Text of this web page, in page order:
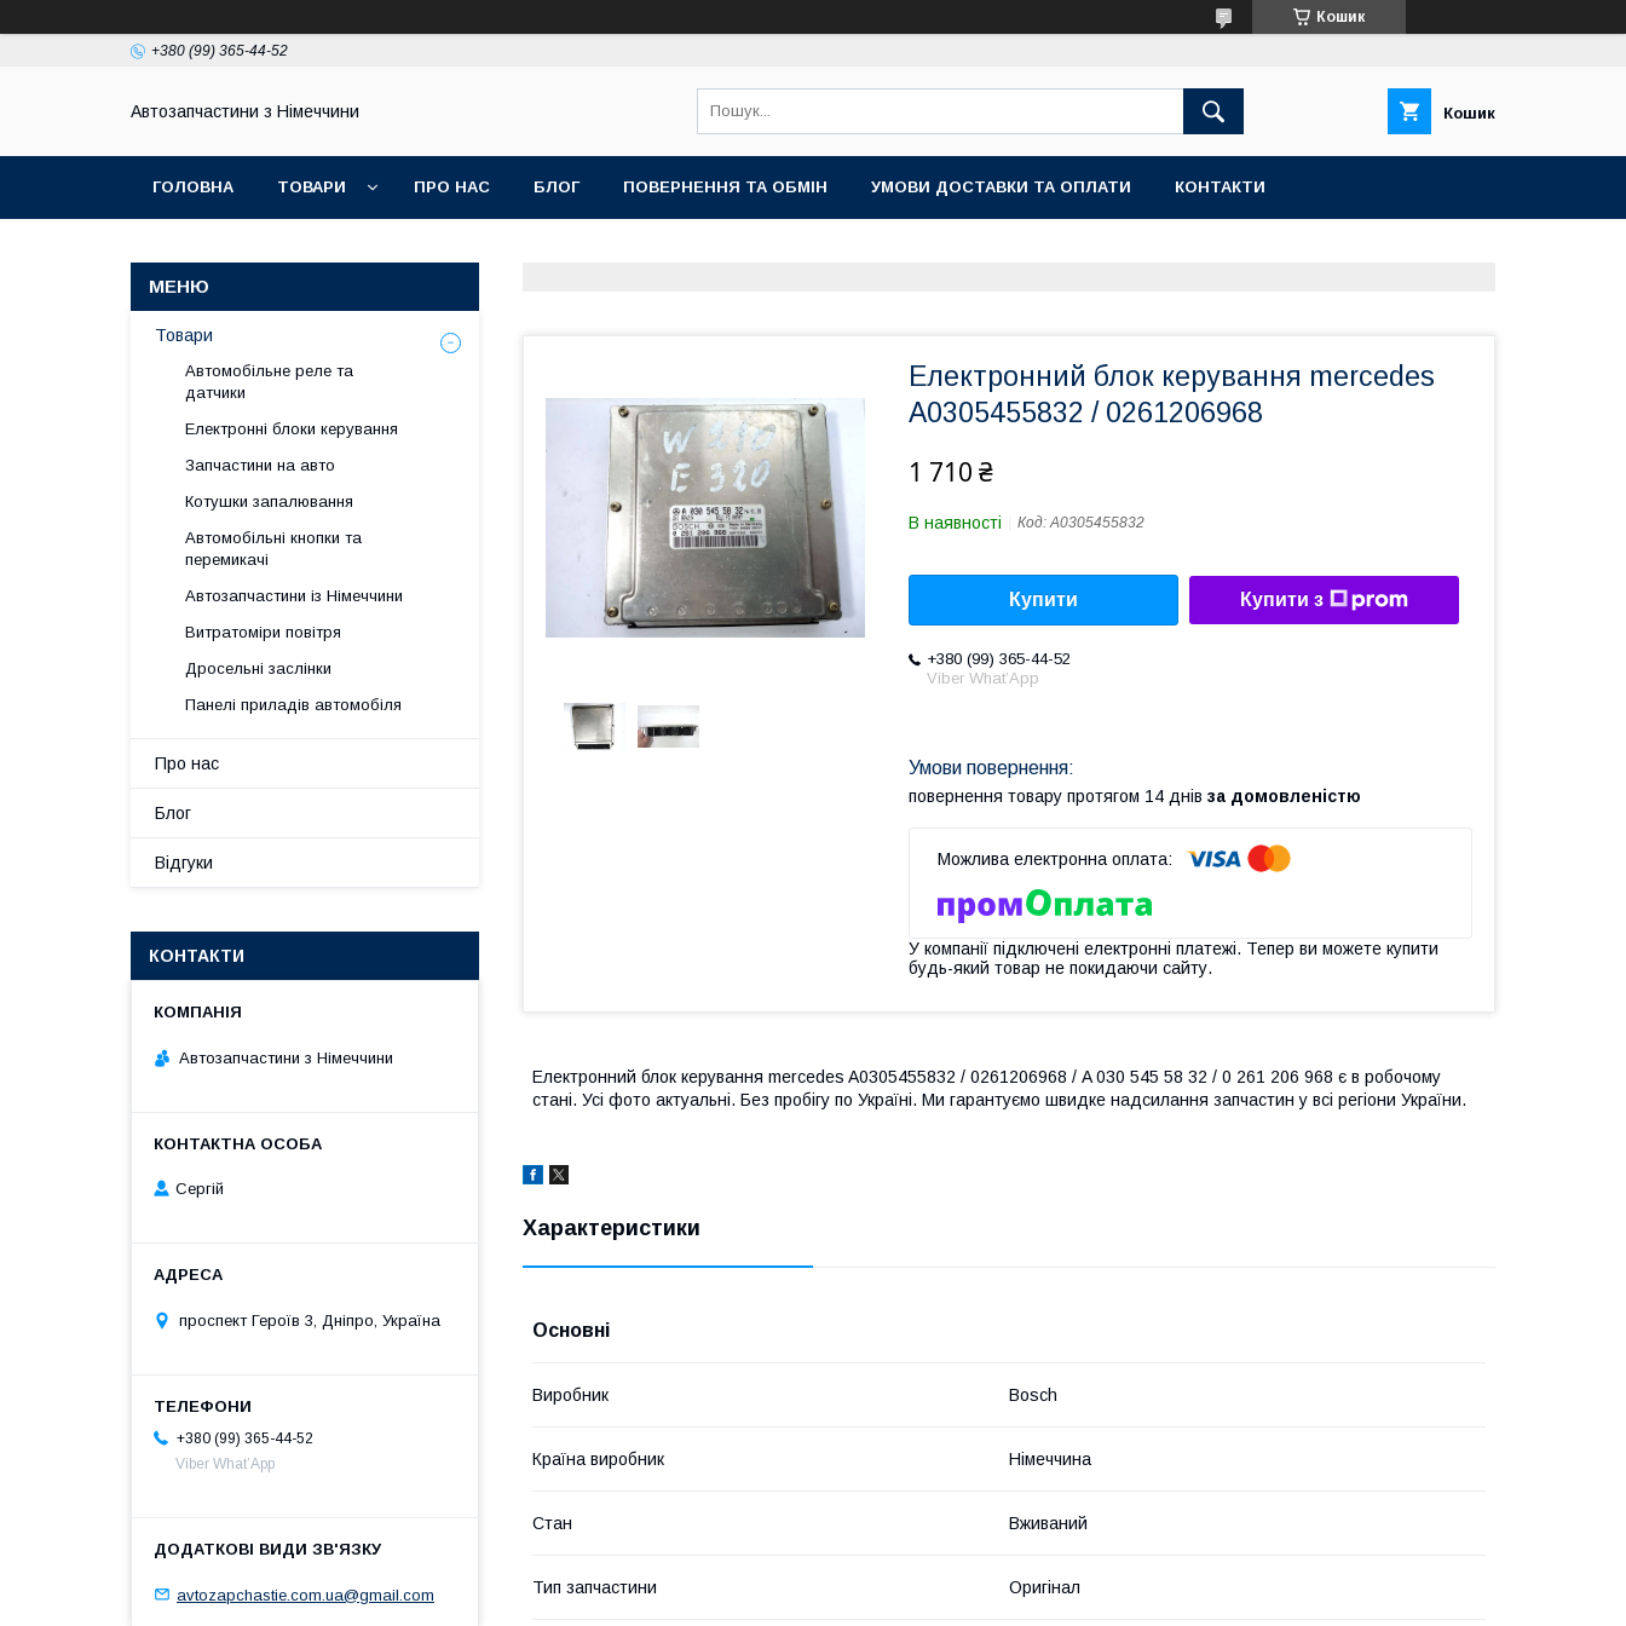
Кошик
+380 (99) 365-44-52
Автозапчастини з Німеччини Кошик
ГОЛОВНА ТОВАРИ ПРО НАС БЛОГ ПОВЕРНЕННЯ ТА ОБМІН УМОВИ ДОСТАВКИ ТА ОПЛАТИ КОНТАКТИ
Електронний блок керування mercedes
A0305455832 / 0261206968
1 710 ₴
В наявності Код:A0305455832
Купити Купити з
+380 (99) 365-44-52
Viber What’App
повернення товару протягом 14 днів за домовленістю
У компанії підключені електронні платежі. Тепер ви можете купити
будь-який товар не покидаючи сайту.
Електронний блок керування mercedes A0305455832 / 0261206968 / A 030 545 58 32 / 0 261 206 968 є в робочому
стані. Усі фото актуальні. Без пробігу по Україні. Ми гарантуємо швидке надсилання запчастин у всі регіони України.
Характеристики
Основні
Виробник Bosch
Країна виробник Німеччина
Стан Вживаний
Тип запчастини Оригінал
Товари
Автомобільне реле та
датчики
Електронні блоки керування
Запчастини на авто
Котушки запалювання
Автомобільні кнопки та
перемикачі
Автозапчастини із Німеччини
Витратоміри повітря
Дросельні заслінки
Панелі приладів автомобіля
Про нас
Блог
Відгуки
КОНТАКТИ
Автозапчастини з Німеччини
Сергій
проспект Героїв 3, Дніпро, Україна
+380 (99) 365-44-52
Viber What’App
avtozapchastie.com.ua@gmail.com